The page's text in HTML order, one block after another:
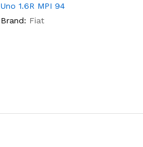
Uno 1.6R MPI 94
Brand: Fiat